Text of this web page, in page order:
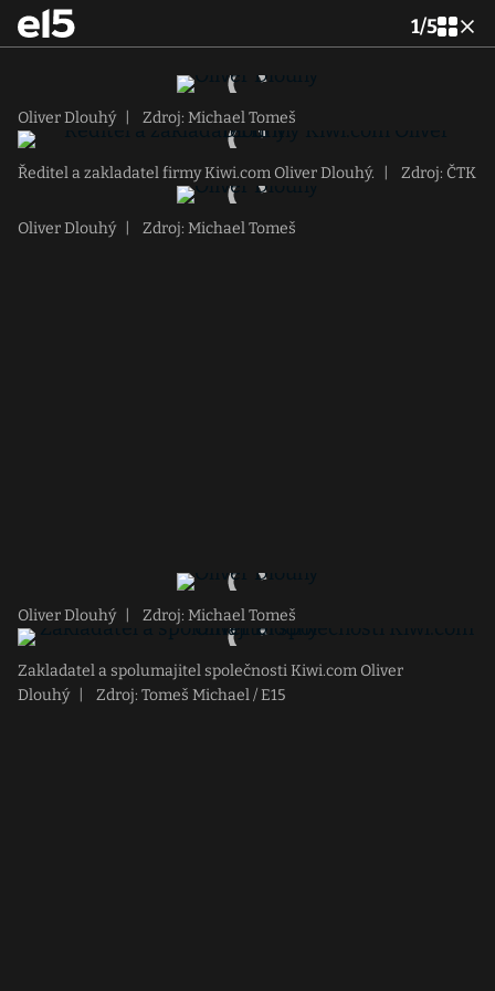
1/5
Oliver Dlouhý Zdroj: Michael Tomeš
Ředitel a zakladatel firmy Kiwi.com Oliver Dlouhý. Zdroj: ČTK
Oliver Dlouhý Zdroj: Michael Tomeš
Oliver Dlouhý Zdroj: Michael Tomeš
Zakladatel a spolumajitel společnosti Kiwi.com Oliver
Dlouhý
Zdroj: Tomeš Michael / E15